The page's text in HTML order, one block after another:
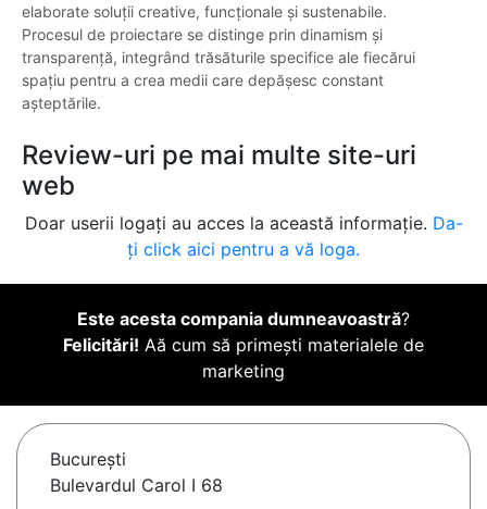
elaborate soluții creative, funcționale și sustenabile.
Procesul de proiectare se distinge prin dinamism și
transparență, integrând trăsăturile specifice ale fiecărui
spațiu pentru a crea medii care depășesc constant
așteptările.
Review-uri pe mai multe site-uri
web
Doar userii logați au acces la această informație. Da-
ți click aici pentru a vă loga.
Este acesta compania dumneavoastră?
Felicitări! Aă cum să primești materialele de
marketing
Bucureşti
Bulevardul Carol I 68